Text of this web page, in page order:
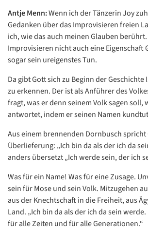
Antje Menn:Wenn ich der Tänzerin Joy
Gedanken über das Improvisieren freien
ich, wie das auch meinen Glauben
Improvisieren nicht auch eine Eigenschaft
sogar sein ureigenstes Tun.
Da gibt Gott sich zu Beginn der Geschichte
zu erkennen. Der ist als Anführer des
fragt, was er denn seinem Volk sagen soll,
antwortet, indem er seinen Namen
Aus einem brennenden Dornbusch spricht
Überlieferung: „Ich bin da als der ich da
anders übersetzt „Ich werde sein, der ich
Was für ein Name! Was für eine Zusage.
sein für Mose und sein Volk. Mitzugehen
aus der Knechtschaft in die Freiheit, aus
Land. „Ich bin da als der ich da sein
für alle Zeiten und für alle Generationen.“